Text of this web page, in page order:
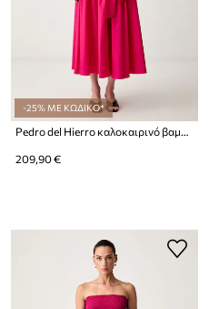
-25% ΜΕ ΚΩΔΙΚΟ*
Pedro del Hierro καλοκαιρινό βαμβακερό
209,90 €